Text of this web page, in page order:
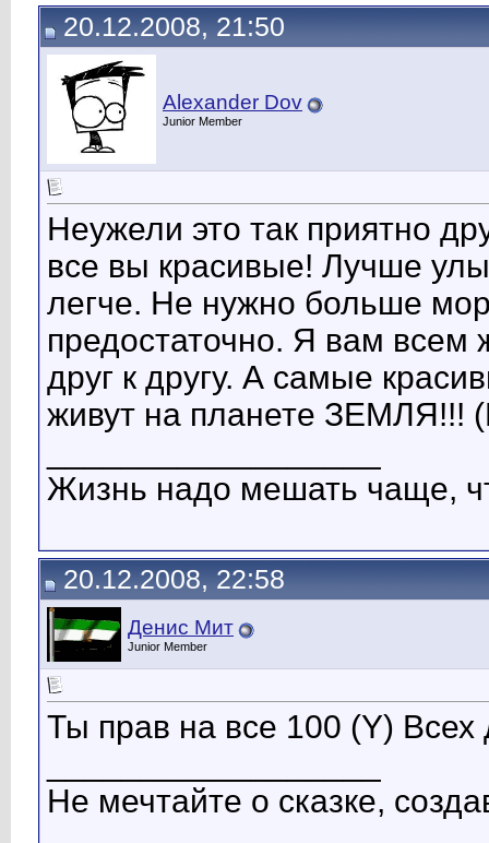
20.12.2008, 21:50
Alexander Dov
Junior Member
Неужели это так приятно
все вы красивые! Лучше
легче. Не нужно больше
предостаточно. Я вам
друг к другу. А самые
живут на планете ЗЕМЛЯ!!!
Жизнь надо мешать чаще,
20.12.2008, 22:58
Денис Мит
Junior Member
Ты прав на все 100 (Y)
Не мечтайте о сказке,